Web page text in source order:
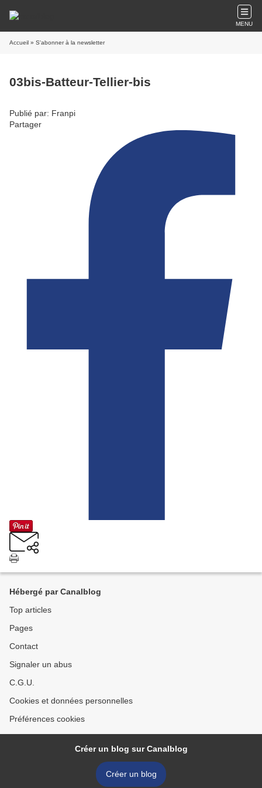
MENU
Accueil » S'abonner à la newsletter
03bis-Batteur-Tellier-bis
Publié par: Franpi
Partager
Hébergé par Canalblog
Top articles
Pages
Contact
Signaler un abus
C.G.U.
Cookies et données personnelles
Préférences cookies
Créer un blog sur Canalblog
Créer un blog